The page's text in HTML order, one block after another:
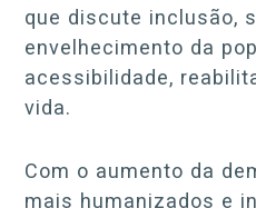
que discute inclusão,
envelhecimento da
acessibilidade,
vida.
Com o aumento da
mais humanizados e